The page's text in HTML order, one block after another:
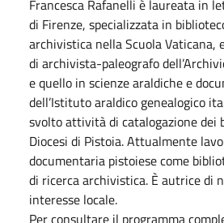
Francesca Rafanelli è laureata in
di Firenze, specializzata in
archivistica nella Scuola Vaticana,
di archivista-paleografo
e quello in scienze araldiche e
dell’Istituto araldico genealogico
svolto attività di catalogazione dei
Diocesi di Pistoia. Attualmente
documentaria pistoiese come
di ricerca archivistica. È autrice di
interesse locale.
Per consultare il programma